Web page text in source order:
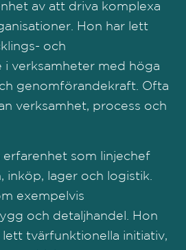
av att driva komplexa
Hon har lett
och
verksamheter med höga
genomförandekraft. Ofta
verksamhet, process och
erfarenhet som linjechef
inköp, lager och logistik.
exempelvis
och detaljhandel. Hon
tvärfunktionella initiativ,